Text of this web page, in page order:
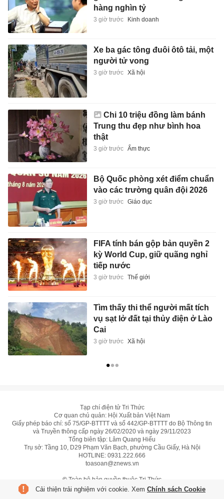
hàng nghìn tỷ
3 giờ trước Kinh doanh
Xe ba gác tông đuôi ôtô tải, một
người tử vong
3 giờ trước Xã hội
Chi 10 triệu đồng làm bánh
Trung thu đẹp như bình hoa
thật
3 giờ trước Ẩm thực
Bộ Quốc phòng xét điểm chuẩn
vào các trường quân đội 2026
3 giờ trước Giáo dục
FIFA tính bán gộp bản quyền 2
kỳ World Cup, giữ quãng nghỉ
tiếp nước
3 giờ trước Thế giới
Tìm thấy thi thể người mất tích
vụ sạt lở đất tại thủy điện ở Lào
Cai
3 giờ trước Xã hội
Tạp chí điện tử Tri Thức
Cơ quan chủ quản: Hội Xuất bản Việt Nam
Giấy phép báo chí: số 75/GP-BTTTT và số 442/GP-BTTTT do Bộ Thông tin
và Truyền thông cấp ngày 26/02/2020 và ngày 29/11/2023
Tổng biên tập: Lâm Quang Hiếu
Trụ sở: Tầng 10, D29 Phạm Văn Bạch, phường Cầu Giấy, Hà Nội
HOTLINE: 0931.222.666
toasoan@znews.vn
© Toàn bộ bản quyền thuộc Tri Thức
Cải thiện trải nghiệm với cookie. Xem Chính sách Cookie